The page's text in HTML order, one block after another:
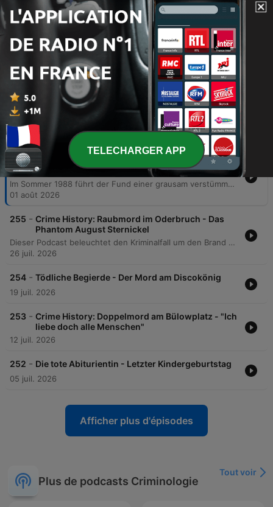
Dann waren es nur noch drei und alle drei
mussten ins Gefängnis, weil sie den
vierten umgebracht hatten.
00:52:03 · Der Sprecher fasst das tragische
Ende der Freundesgruppe und die
Konsequenzen ihrer Tat zusammen.
Épisodes
256 - Nackt im Kofferraum: Der bizarre Tod eines
Familienvaters
Im Sommer 1988 führt der Fund einer grausam verstümmelten Leiche in einem VW Golf in Berlin-Hellersdorf zu den Ermittlungen der Mordkommission. Das Opfer, Detlef J., war Teil der DDR-Autoszene und stand mit illegalem Handel sowie Anabolika-Geschäften in Verbindung. Die Ermittlungen führen zum Tatort in einem Bungalow in Bruchmühle und enthüllen die Eskalation zwischen einer Gruppe von Freunden aufgrund massiver Schulden. Klaus B. gestand schließlich den Mord an Detlef J., der gemeinsam mit Andreas H. begangen wurde, wobei Salzsäure zur Leichenbeseitigung genutzt wurde. Der Fall endete 1990 mit Verurteilungen unter DDR-Recht.
01 août 2026
255 - Crime History: Raubmord im Oderbruch - Das
Phantom August Sternickel
Dieser Podcast beleuchtet den Kriminalfall um den Brand einer Mühle in Plagwitz im Jahr 1905 und die Jagd auf den berüchtigten August Sternickel. Nach dem Fund der Leiche des Müllers Müller Knappe führten die Ermittlungen von Kommissar Arthur Wehn zur Identifizierung des mutmaßlichen Drahtziehers, der unter zahlreichen Pseudonymen untertauchte. Die Flucht des Täters löste in Preußen eine regelrechte Massenhysterie aus, während Sternickel versuchte, sich durch falsche Identitäten in ländliche Strukturen einzuschleusen. Nach einer Serie von Gewaltverbrechen, darunter der Mord an der Familie Kalis, wurde er schließlich durch die damals neue Methode der Fingerabdruckanalyse überführt und 1913 hingerichtet.
26 juil. 2026
254 - Tödliche Begierde - Der Mord am Discokönig
19 juil. 2026
253 - Crime History: Doppelmord am Bülowplatz - "Ich
liebe doch alle Menschen"
12 juil. 2026
252 - Die tote Abiturientin - Letzter Kindergeburtstag
05 juil. 2026
Afficher plus d'épisodes
Plus de podcasts Criminologie
Tout voir
TELECHARGER APP